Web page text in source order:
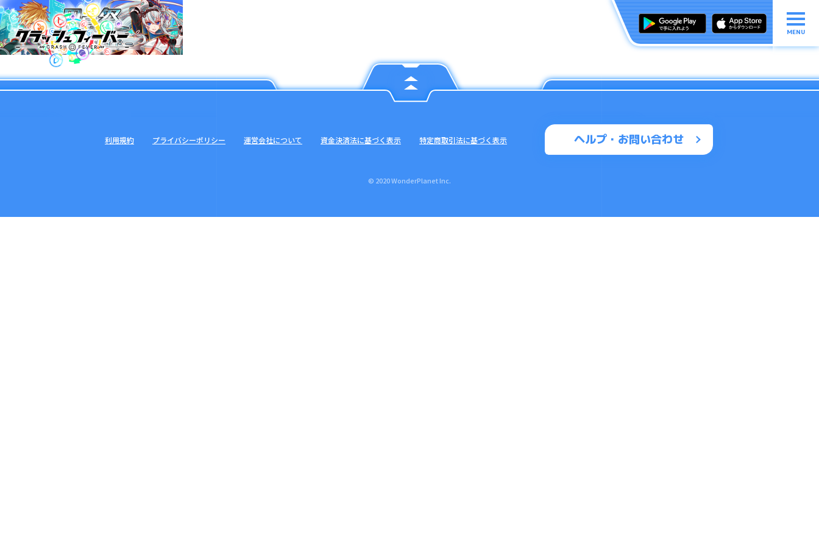
MENU
ヘルプ・お問い合わせ
利用規約 プライバシーポリシー 運営会社について 資金決済法に基づく表示 特定商取引法に基づく表示
© 2020 WonderPlanet Inc.